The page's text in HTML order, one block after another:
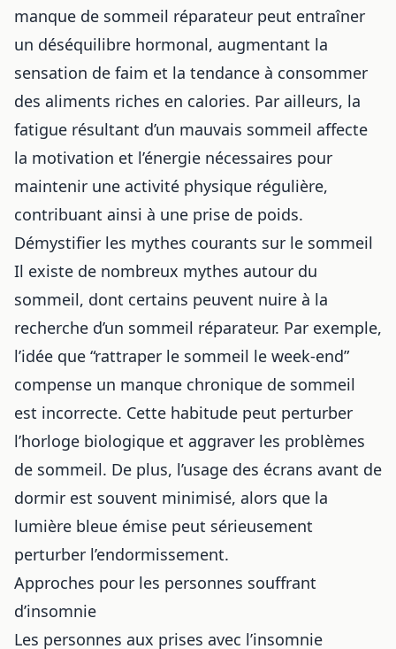
manque de sommeil réparateur peut entraîner
un déséquilibre hormonal, augmentant la
sensation de faim et la tendance à consommer
des aliments riches en calories. Par ailleurs, la
fatigue résultant d’un mauvais sommeil affecte
la motivation et l’énergie nécessaires pour
maintenir une activité physique régulière,
contribuant ainsi à une prise de poids.
Démystifier les mythes courants sur le sommeil
Il existe de nombreux mythes autour du
sommeil, dont certains peuvent nuire à la
recherche d’un sommeil réparateur. Par exemple,
l’idée que “rattraper le sommeil le week-end”
compense un manque chronique de sommeil
est incorrecte. Cette habitude peut perturber
l’horloge biologique et aggraver les problèmes
de sommeil. De plus, l’usage des écrans avant de
dormir est souvent minimisé, alors que la
lumière bleue émise peut sérieusement
perturber l’endormissement.
Approches pour les personnes souffrant
d’insomnie
Les personnes aux prises avec l’insomnie